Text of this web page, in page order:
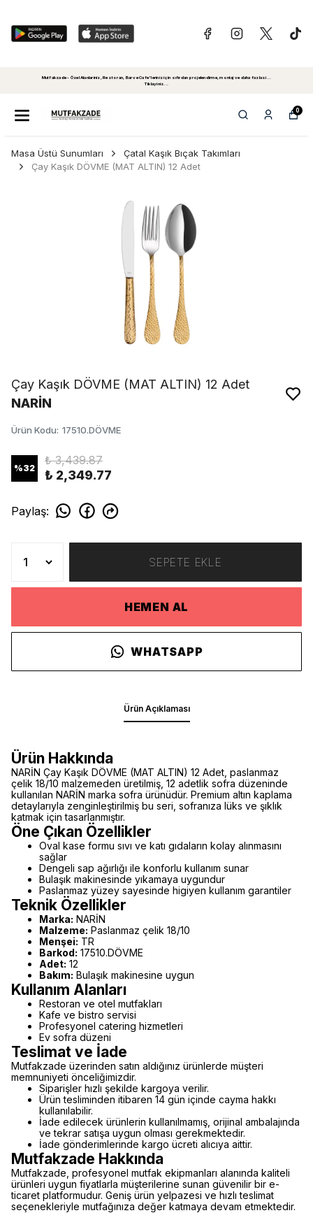
Mutfakzade - Özel Alanlariniz, Restoran, Bar ve Cafe'leriniz için sıfırdan projelendirme, montaj ve daha fazlasi...
Tiklayiniz...
0
Masa Üstü Sunumları
Çatal Kaşık Bıçak Takımları
Çay Kaşık DÖVME (MAT ALTIN) 12 Adet
Çay Kaşık DÖVME (MAT ALTIN) 12 Adet
NARİN
Ürün Kodu: 17510.DÖVME
%32
₺ 3,439.87
₺ 2,349.77
Paylaş:
SEPETE EKLE
HEMEN AL
WHATSAPP
Ürün Açıklaması
Ürün Hakkında
NARİN Çay Kaşık DÖVME (MAT ALTIN) 12 Adet, paslanmaz
çelik 18/10 malzemeden üretilmiş, 12 adetlik sofra düzeninde
kullanılan NARİN marka sofra ürünüdür. Premium altın kaplama
detaylarıyla zenginleştirilmiş bu seri, sofranıza lüks ve şıklık
katmak için tasarlanmıştır.
Öne Çıkan Özellikler
Oval kase formu sıvı ve katı gıdaların kolay alınmasını
sağlar
Dengeli sap ağırlığı ile konforlu kullanım sunar
Bulaşık makinesinde yıkamaya uygundur
Paslanmaz yüzey sayesinde higiyen kullanım garantiler
Teknik Özellikler
Marka: NARİN
Malzeme: Paslanmaz çelik 18/10
Menşei: TR
Barkod: 17510.DÖVME
Adet: 12
Bakım: Bulaşık makinesine uygun
Kullanım Alanları
Restoran ve otel mutfakları
Kafe ve bistro servisi
Profesyonel catering hizmetleri
Ev sofra düzeni
Teslimat ve İade
Mutfakzade üzerinden satın aldığınız ürünlerde müşteri
memnuniyeti önceliğimizdir.
Siparişler hızlı şekilde kargoya verilir.
Ürün tesliminden itibaren 14 gün içinde cayma hakkı
kullanılabilir.
İade edilecek ürünlerin kullanılmamış, orijinal ambalajında
ve tekrar satışa uygun olması gerekmektedir.
İade gönderimlerinde kargo ücreti alıcıya aittir.
Mutfakzade Hakkında
Mutfakzade, profesyonel mutfak ekipmanları alanında kaliteli
ürünleri uygun fiyatlarla müşterilerine sunan güvenilir bir e-
ticaret platformudur. Geniş ürün yelpazesi ve hızlı teslimat
seçenekleriyle mutfağınıza değer katmaya devam etmektedir.